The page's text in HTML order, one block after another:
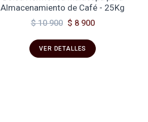
Almacenamiento de Café - 25Kg
$ 10 900 $ 8 900
VER DETALLES